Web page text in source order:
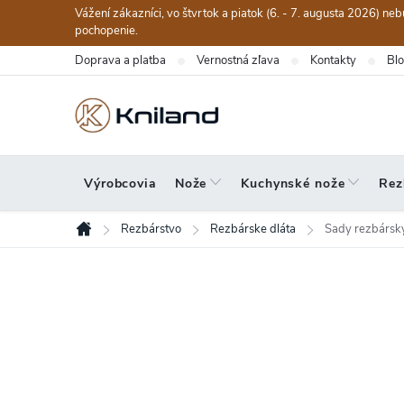
obsah
Vážení zákazníci, vo štvrtok a piatok (6. - 7. augusta 2026)
pochopenie.
Doprava a platba Vernostná zľava Kontakty
Výrobcovia Nože Kuchynské nože
Domov
Rezbárstvo Rezbárske dláta Sady